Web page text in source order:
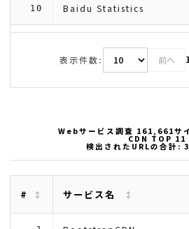
10 Baidu Statistics
表示件数: 前へ
Webサービス調査 161,661サ
CDN TOP 11
検出されたURLの合計:
# サービス名